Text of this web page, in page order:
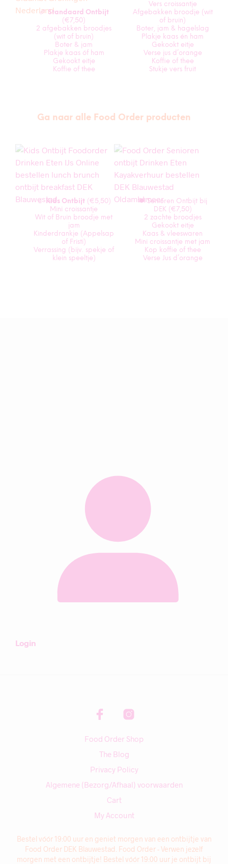
🥖Standaard Ontbijt
(€7,50)
2 afgebakken broodjes
(wit of bruin)
Boter & jam
Plakje kaas óf ham
Gekookt eitje
Koffie of thee
Vers croissantje
Afgebakken broodje (wit
of bruin)
Boter, jam & hagelslag
Plakje kaas én ham
Gekookt eitje
Verse jus d’orange
Koffie of thee
Stukje vers fruit
Ga naar alle Food Order producten
🧃 Kids Ontbijt(€5,50)
Mini croissantje
Wit of Bruin broodje met
jam
Kinderdrankje (Appelsap
of Fristi)
Verrassing (bijv. spekje of
klein speeltje)
🍽️ Senioren Ontbijt bij
DEK (€7,50)
2 zachte broodjes
Gekookt eitje
Kaas & vleeswaren
Mini croissantje met jam
Kop koffie of thee
Verse Jus d’orange
Login
Food Order Shop
The Blog
Privacy Policy
Algemene (Bezorg/Afhaal) voorwaarden
Cart
My Account
Bestel vóór 19:00 uur en geniet morgen van een ontbijtje van
Food Order DEK Blauwestad. Food Order - Verwen jezelf
morgen met een ontbijtje! Bestel vóór 19:00 uur je ontbijt bij